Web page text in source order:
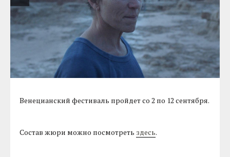
Венецианский фестиваль пройдет со 2 по 12 сентября.
Состав жюри можно посмотреть здесь.